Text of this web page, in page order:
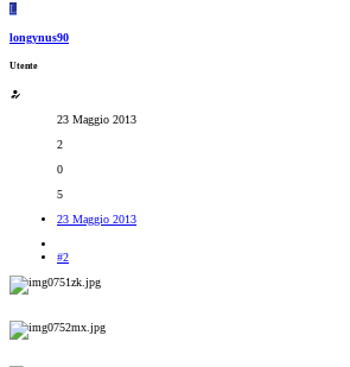
L
longynus90
Utente
23 Maggio 2013
2
0
5
23 Maggio 2013
#2